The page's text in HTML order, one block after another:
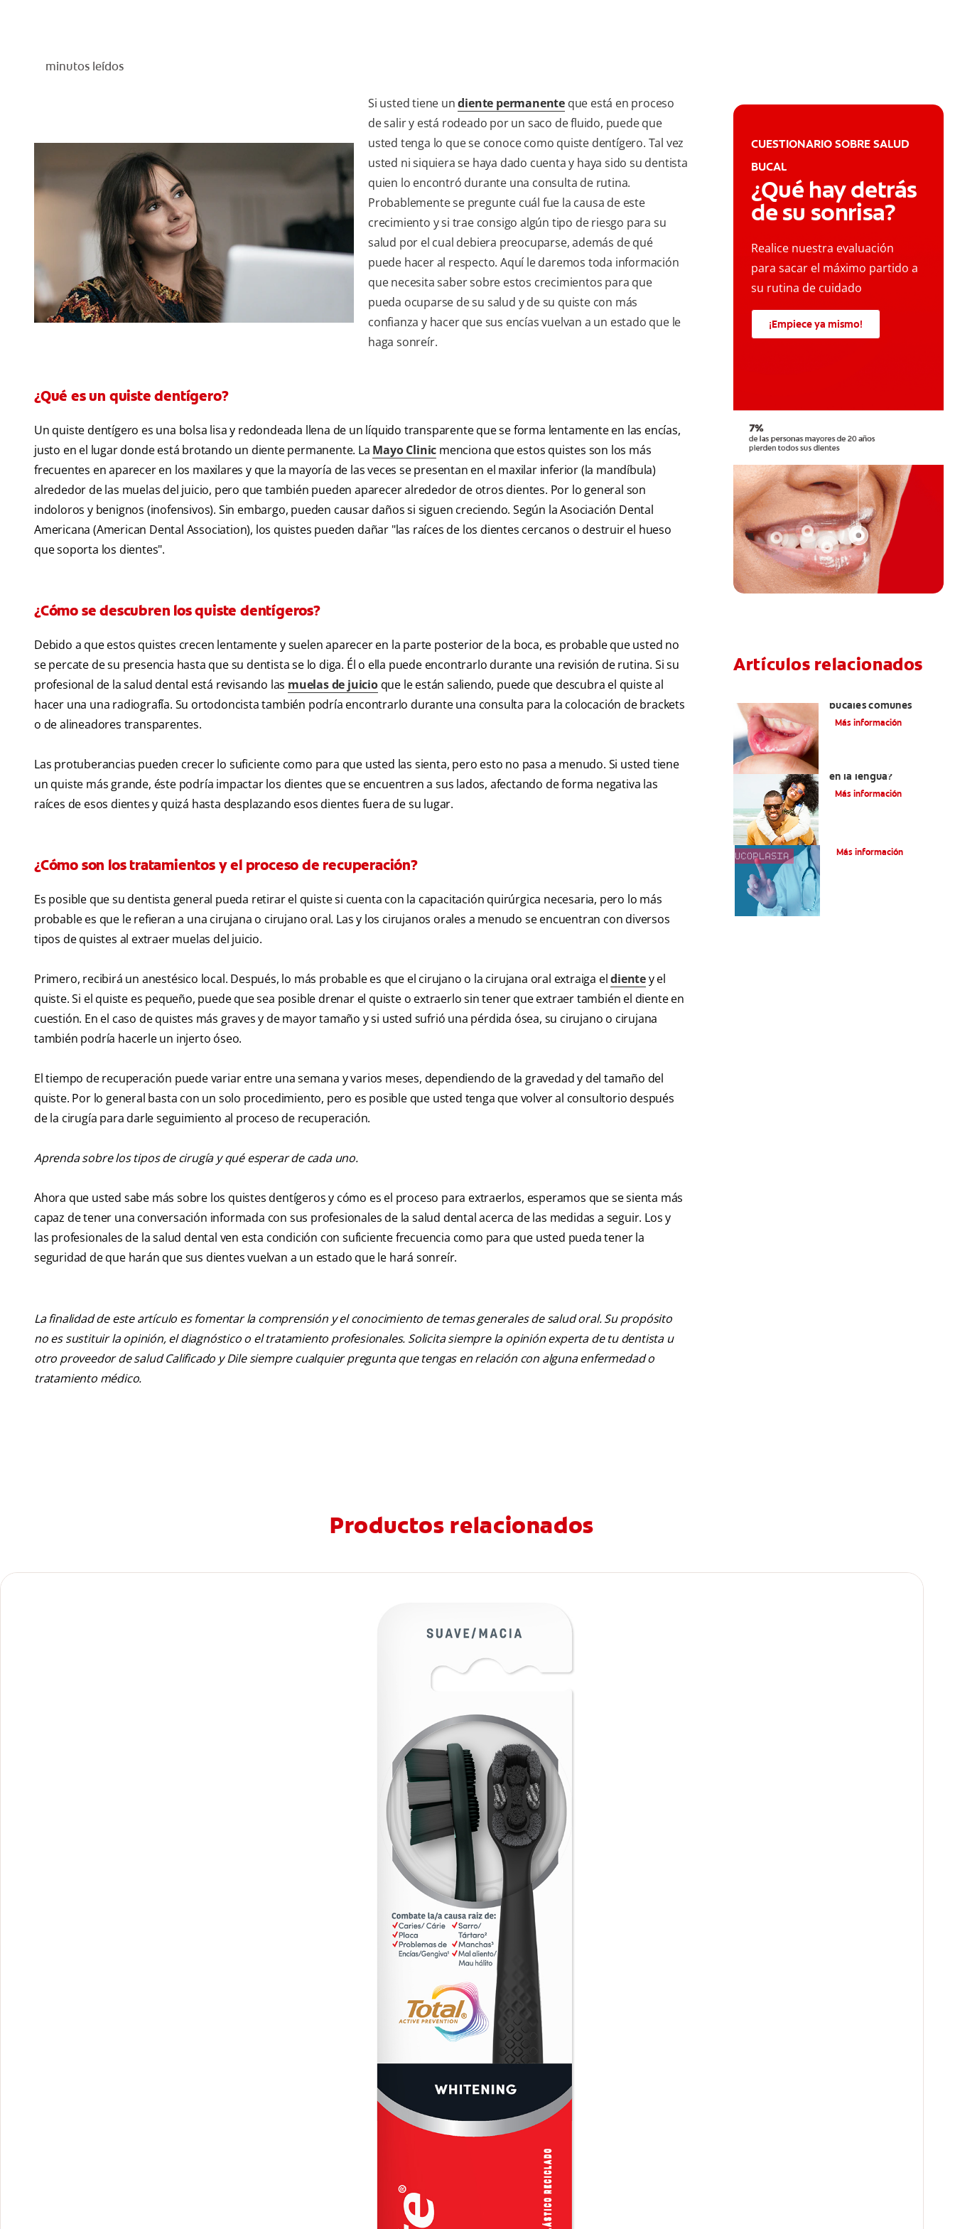
minutos leídos
Si usted tiene undiente permanente que está en proceso
de salir y está rodeado por un saco de fluido, puede que
usted tenga lo que se conoce como quiste dentígero. Tal vez
usted ni siquiera se haya dado cuenta y haya sido su dentista
quien lo encontró durante una consulta de rutina.
Probablemente se pregunte cuál fue la causa de este
crecimiento y si trae consigo algún tipo de riesgo para su
salud por el cual debiera preocuparse, además de qué
puede hacer al respecto. Aquí le daremos toda información
que necesita saber sobre estos crecimientos para que
pueda ocuparse de su salud y de su quiste con más
confianza y hacer que sus encías vuelvan a un estado que le
haga sonreír.
¿Qué es un quiste dentígero?
Un quiste dentígero es una bolsa lisa y redondeada llena de un líquido transparente que se forma lentamente en las encías,
justo en el lugar donde está brotando un diente permanente. La Mayo Clinic menciona que estos quistes son los más
frecuentes en aparecer en los maxilares y que la mayoría de las veces se presentan en el maxilar inferior (la mandíbula)
alrededor de las muelas del juicio, pero que también pueden aparecer alrededor de otros dientes. Por lo general son
indoloros y benignos (inofensivos). Sin embargo, pueden causar daños si siguen creciendo. Según la Asociación Dental
Americana (American Dental Association), los quistes pueden dañar "las raíces de los dientes cercanos o destruir el hueso
que soporta los dientes".
¿Cómo se descubren los quiste dentígeros?
Debido a que estos quistes crecen lentamente y suelen aparecer en la parte posterior de la boca, es probable que usted no
se percate de su presencia hasta que su dentista se lo diga. Él o ella puede encontrarlo durante una revisión de rutina. Si su
profesional de la salud dental está revisando las muelas de juicioque le están saliendo, puede que descubra el quiste al
hacer una una radiografía. Su ortodoncista también podría encontrarlo durante una consulta para la colocación de brackets
o de alineadores transparentes.
Las protuberancias pueden crecer lo suficiente como para que usted las sienta, pero esto no pasa a menudo. Si usted tiene
un quiste más grande, éste podría impactar los dientes que se encuentren a sus lados, afectando de forma negativa las
raíces de esos dientes y quizá hasta desplazando esos dientes fuera de su lugar.
¿Cómo son los tratamientos y el proceso de recuperación?
Es posible que su dentista general pueda retirar el quiste si cuenta con la capacitación quirúrgica necesaria, pero lo más
probable es que le refieran a una cirujana o cirujano oral. Las y los cirujanos orales a menudo se encuentran con diversos
tipos de quistes al extraer muelas del juicio.
Primero, recibirá un anestésico local. Después, lo más probable es que el cirujano o la cirujana oral extraiga eldientey el
quiste. Si el quiste es pequeño, puede que sea posible drenar el quiste o extraerlo sin tener que extraer también el diente en
cuestión. En el caso de quistes más graves y de mayor tamaño y si usted sufrió una pérdida ósea, su cirujano o cirujana
también podría hacerle un injerto óseo.
El tiempo de recuperación puede variar entre una semana y varios meses, dependiendo de la gravedad y del tamaño del
quiste. Por lo general basta con un solo procedimiento, pero es posible que usted tenga que volver al consultorio después
de la cirugía para darle seguimiento al proceso de recuperación.
Aprenda sobre los tipos de cirugía y qué esperar de cada uno.
Ahora que usted sabe más sobre los quistes dentígeros y cómo es el proceso para extraerlos, esperamos que se sienta más
capaz de tener una conversación informada con sus profesionales de la salud dental acerca de las medidas a seguir. Los y
las profesionales de la salud dental ven esta condición con suficiente frecuencia como para que usted pueda tener la
seguridad de que harán que sus dientes vuelvan a un estado que le hará sonreír.
La finalidad de este artículo es fomentar la comprensión y el conocimiento de temas generales de salud oral. Su propósito
no es sustituir la opinión, el diagnóstico o el tratamiento profesionales. Solicita siempre la opinión experta de tu dentista u
otro proveedor de salud Calificado y Dile siempre cualquier pregunta que tengas en relación con alguna enfermedad o
tratamiento médico.
CUESTIONARIO SOBRE SALUD
BUCAL
¿Qué hay detrás
de su sonrisa?
Realice nuestra evaluación
para sacar el máximo partido a
su rutina de cuidado
¡Empiece ya mismo!
Artículos relacionados
bucales comunes
Más información
en la lengua?
Más información
Más información
Productos relacionados